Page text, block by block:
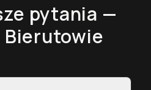
pytania —
Bierutowie